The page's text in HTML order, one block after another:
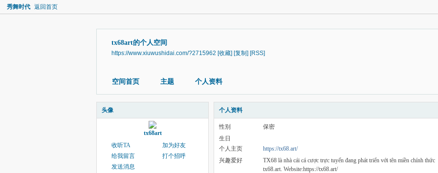
秀舞时代 返回首页
tx68art的个人空间
https://www.xiuwushidai.com/?2715962 [收藏] [复制] [RSS]
空间首页 主题 个人资料
头像
tx68art
收听TA
加为好友
给我留言
打个招呼
发送消息
个人资料
性别
保密
生日
个人主页
https://tx68.art/
兴趣爱好
TX68 là nhà cái cá cược trực tuyến đang phát triển với tên miền chính thức
tx68.art. Website:https://tx68.art/